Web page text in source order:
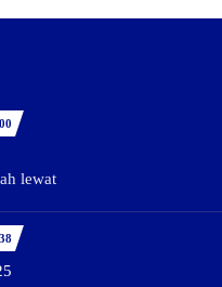
lewat